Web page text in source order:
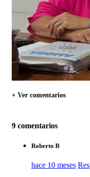
+ Ver comentarios
9 comentarios
Roberto B
hace 10 meses